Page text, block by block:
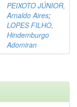
PEIXOTO JÚNIOR,
Arnaldo Aires;
LOPES FILHO,
Hindemburgo
Adomiran